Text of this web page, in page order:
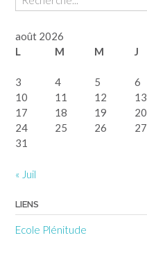
août 2026
L
M M J
3
4 5 6
10
11 12 13
17
18 19 20
24
25 26 27
31
« Juil
LIENS
Ecole Plénitude